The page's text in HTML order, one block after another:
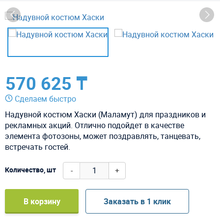
570 625 ₸
Сделаем быстро
Надувной костюм Хаски (Маламут) для праздников и
рекламных акций. Отлично подойдет в качестве
элемента фотозоны, может поздравлять, танцевать,
встречать гостей.
Количество, шт - +
В корзину Заказать в 1 клик